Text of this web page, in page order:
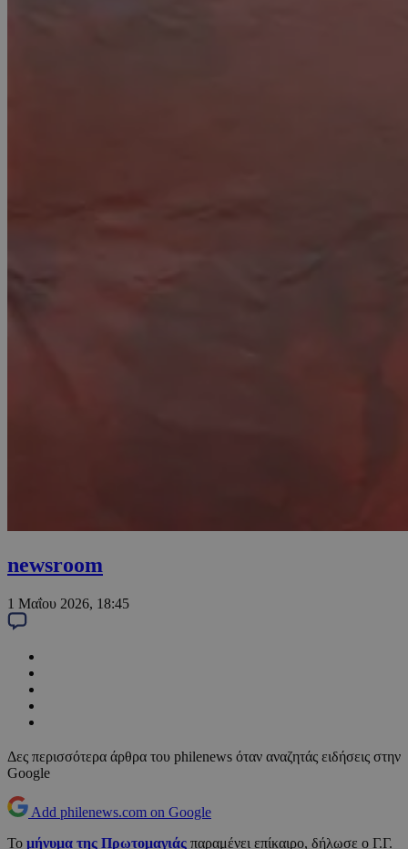
newsroom
1 Μαΐου 2026, 18:45
Δες περισσότερα άρθρα του philenews όταν αναζητάς ειδήσεις στην
Google
Add philenews.com on Google
Το μήνυμα της Πρωτομαγιάς παραμένει επίκαιρο, δήλωσε ο Γ.Γ.